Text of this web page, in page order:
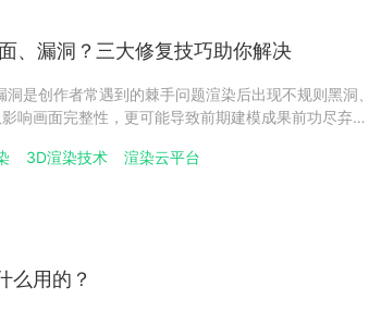
、漏洞？三大修复技巧助你解决
是创作者常遇到的棘手问题渲染后出现不规则黑洞、
响画面完整性，更可能导致前期建模成果前功尽弃。
统一修正法线方向，解决核心破面问题多边形法线
3D渲染技术 渲染云平台
么用的？